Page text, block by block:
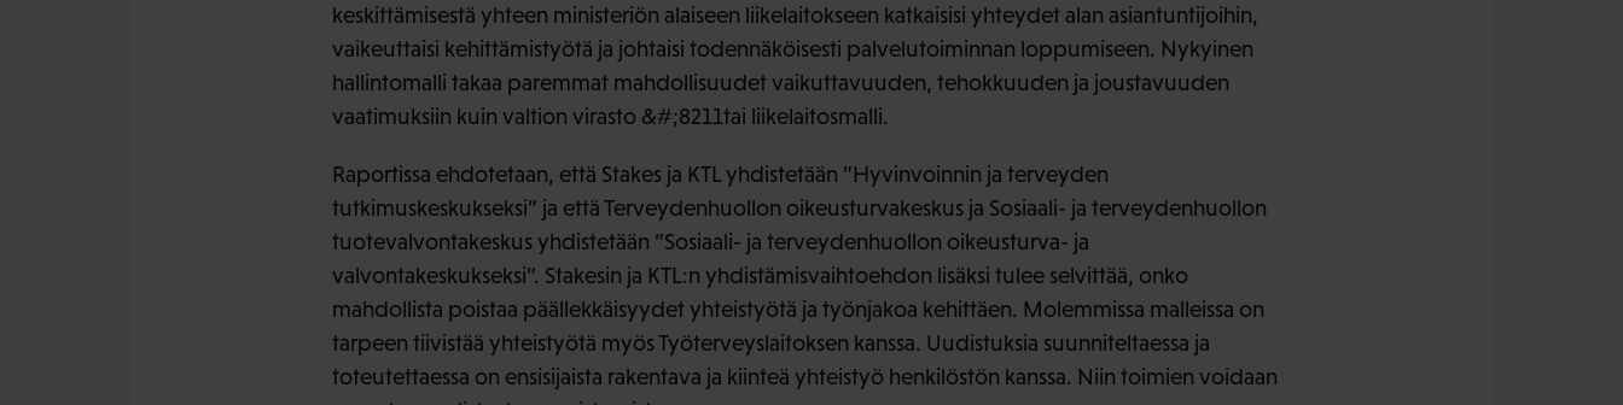
keskittämisestä yhteen ministeriön alaiseen liikelaitokseen katkaisisi yhteydet alan asiantuntijoihin,
vaikeuttaisi kehittämistyötä ja johtaisi todennäköisesti palvelutoiminnan loppumiseen. Nykyinen
hallintomalli takaa paremmat mahdollisuudet vaikuttavuuden, tehokkuuden ja joustavuuden
vaatimuksiin kuin valtion virasto &#;8211tai liikelaitosmalli.
Raportissa ehdotetaan, että Stakes ja KTL yhdistetään ”Hyvinvoinnin ja terveyden
tutkimuskeskukseksi” ja että Terveydenhuollon oikeusturvakeskus ja Sosiaali- ja terveydenhuollon
tuotevalvontakeskus yhdistetään ”Sosiaali- ja terveydenhuollon oikeusturva- ja
valvontakeskukseksi”. Stakesin ja KTL:n yhdistämisvaihtoehdon lisäksi tulee selvittää, onko
mahdollista poistaa päällekkäisyydet yhteistyötä ja työnjakoa kehittäen. Molemmissa malleissa on
tarpeen tiivistää yhteistyötä myös Työterveyslaitoksen kanssa. Uudistuksia suunniteltaessa ja
toteutettaessa on ensisijaista rakentava ja kiinteä yhteistyö henkilöstön kanssa. Niin toimien voidaan